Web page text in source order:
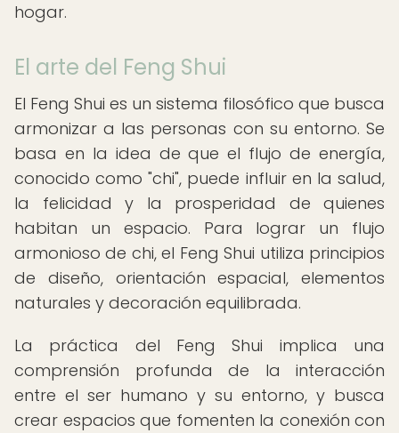
hogar.
El arte del Feng Shui
El Feng Shui es un sistema filosófico que busca
armonizar a las personas con su entorno. Se
basa en la idea de que el flujo de energía,
conocido como "chi", puede influir en la salud,
la felicidad y la prosperidad de quienes
habitan un espacio. Para lograr un flujo
armonioso de chi, el Feng Shui utiliza principios
de diseño, orientación espacial, elementos
naturales y decoración equilibrada.
La práctica del Feng Shui implica una
comprensión profunda de la interacción
entre el ser humano y su entorno, y busca
crear espacios que fomenten la conexión con